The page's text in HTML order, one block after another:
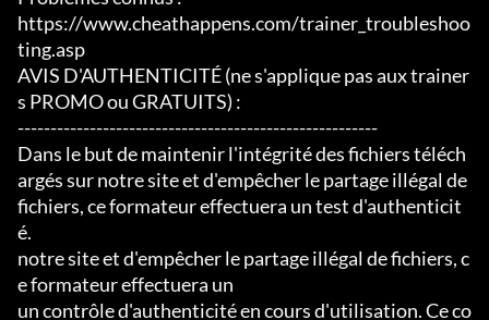
https://www.cheathappens.com/trainer_troubleshoo
ting.asp
AVIS D'AUTHENTICITÉ (ne s'applique pas aux trainer
s PROMO ou GRATUITS) :
-------------------------------------------------------
Dans le but de maintenir l'intégrité des fichiers téléch
argés sur notre site et d'empêcher le partage illégal de
fichiers, ce formateur effectuera un test d'authenticit
é.
notre site et d'empêcher le partage illégal de fichiers, c
e formateur effectuera un
un contrôle d'authenticité en cours d'utilisation. Ce co